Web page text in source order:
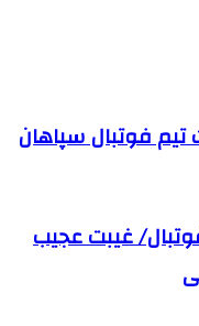
تیم فوتبال سپاهان
غیبت عجیب